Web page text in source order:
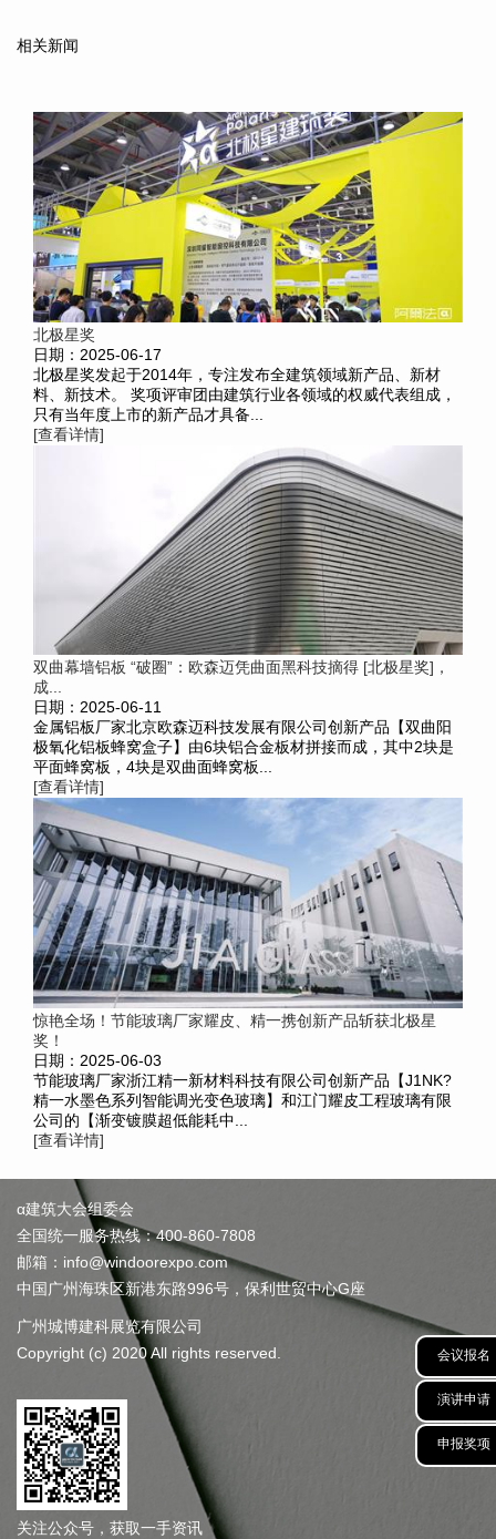
会议报名
演讲申请
申报奖项
相关新闻
北极星奖
日期：2025-06-17
北极星奖发起于2014年，专注发布全建筑领域新产品、新材
料、新技术。 奖项评审团由建筑行业各领域的权威代表组成，
只有当年度上市的新产品才具备...
[查看详情]
双曲幕墙铝板 “破圈”：欧森迈凭曲面黑科技摘得 [北极星奖]，
成...
日期：2025-06-11
金属铝板厂家北京欧森迈科技发展有限公司创新产品【双曲阳
极氧化铝板蜂窝盒子】由6块铝合金板材拼接而成，其中2块是
平面蜂窝板，4块是双曲面蜂窝板...
[查看详情]
惊艳全场！节能玻璃厂家耀皮、精一携创新产品斩获北极星
奖！
日期：2025-06-03
节能玻璃厂家浙江精一新材料科技有限公司创新产品【J1NK?
精一水墨色系列智能调光变色玻璃】和江门耀皮工程玻璃有限
公司的【渐变镀膜超低能耗中...
[查看详情]
α建筑大会组委会
全国统一服务热线：400-860-7808
邮箱：info@windoorexpo.com
中国广州海珠区新港东路996号，保利世贸中心G座
广州城博建科展览有限公司
Copyright (c) 2020 All rights reserved.
关注公众号，获取一手资讯